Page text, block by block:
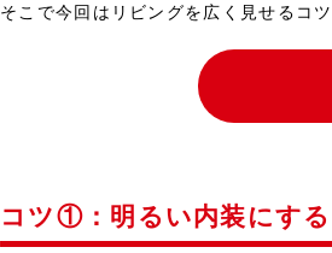
そこで今回はリビングを広く見せるコ
コツ①：明るい内装にする